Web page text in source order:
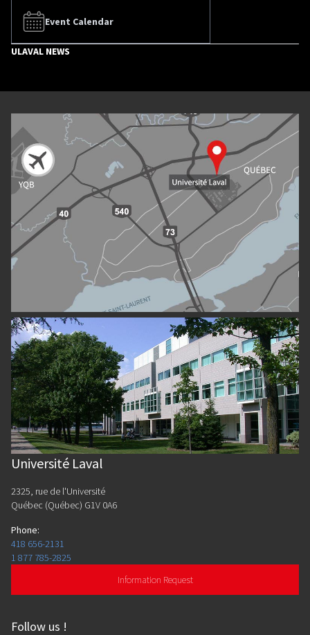
Event Calendar
ULAVAL NEWS
Université Laval
2325, rue de l'Université
Québec (Québec) G1V 0A6
Phone:
418 656-2131
1 877 785-2825
Information Request
Follow us !